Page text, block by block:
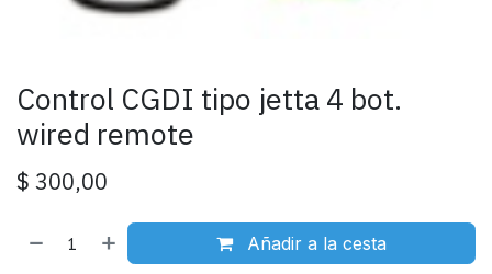
Control CGDI tipo jetta 4 bot.
wired remote
$ 300,00
Añadir a la cesta